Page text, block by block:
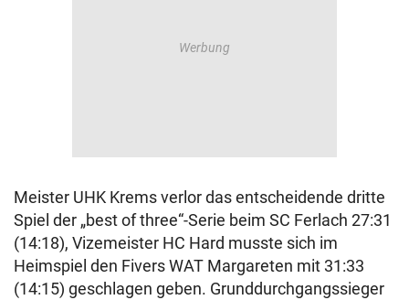
Meister UHK Krems verlor das entscheidende dritte
Spiel der „best of three“-Serie beim SC Ferlach 27:31
(14:18), Vizemeister HC Hard musste sich im
Heimspiel den Fivers WAT Margareten mit 31:33
(14:15) geschlagen geben. Grunddurchgangssieger